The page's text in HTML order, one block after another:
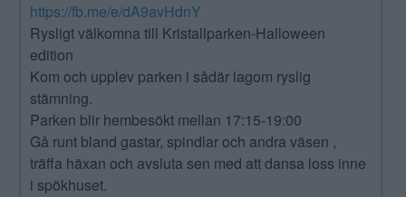
https://fb.me/e/dA9avHdnY
Rysligt välkomna till Kristallparken-Halloween
edition
Kom och upplev parken i sådär lagom ryslig
stämning.
Parken blir hembesökt mellan 17:15-19:00
Gå runt bland gastar, spindlar och andra väsen ,
träffa häxan och avsluta sen med att dansa loss inne
i spökhuset.